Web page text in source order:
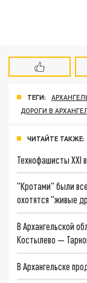
ТЕГИ:
ДОРОГИ В
ЧИТАЙТЕ ТАКЖЕ:
Технофашисты XXI
"Кротами" были
охотятся "живые
В Архангельской
Костылево —
В Архангельске